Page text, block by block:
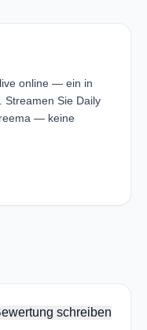
online — ein in
Streamen Sie Daily
— keine
schreiben